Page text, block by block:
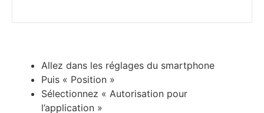
Allez dans les réglages du smartphone
Puis « Position »
Sélectionnez « Autorisation pour
l’application »